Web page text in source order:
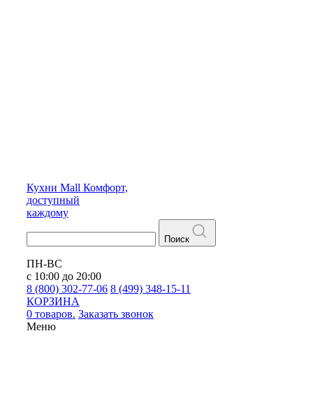
Кухни Mall Комфорт,
доступный
каждому
Поиск
ПН-ВС
с 10:00 до 20:00
8 (800) 302-77-06 8 (499) 348-15-11
КОРЗИНА
0 товаров. Заказать звонок
Меню